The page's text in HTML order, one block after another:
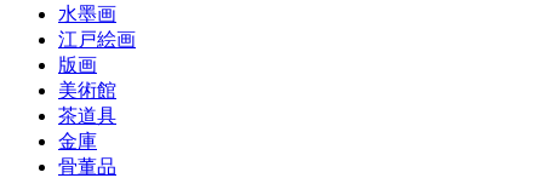
水墨画
江戸絵画
版画
美術館
茶道具
金庫
骨董品